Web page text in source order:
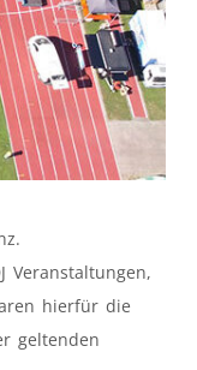
Veranstaltungen,
hierfür die
geltenden